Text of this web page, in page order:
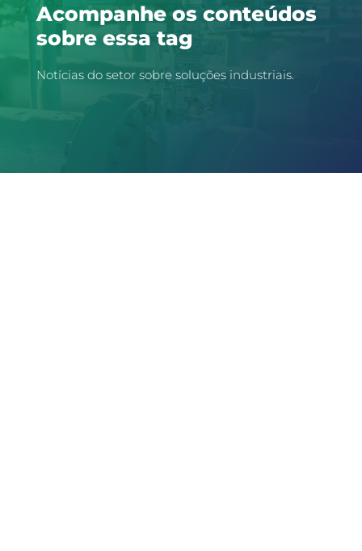
Acompanhe os conteúdos
sobre essa tag
Notícias do setor sobre soluções industriais.